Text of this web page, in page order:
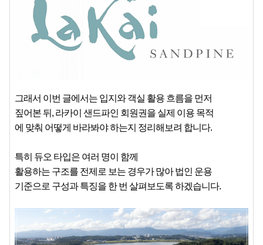
그래서 이번 글에서는 입지와 객실 활용 흐름을 먼저
짚어본 뒤, 라카이 샌드파인 회원권을 실제 이용 목적
에 맞춰 어떻게 바라봐야 하는지 정리해보려 합니다.
특히 듀오 타입은 여러 명이 함께
활용하는 구조를 전제로 보는 경우가 많아 법인 운용
기준으로 구성과 특징을 한 번 살펴보도록하겠습니다.